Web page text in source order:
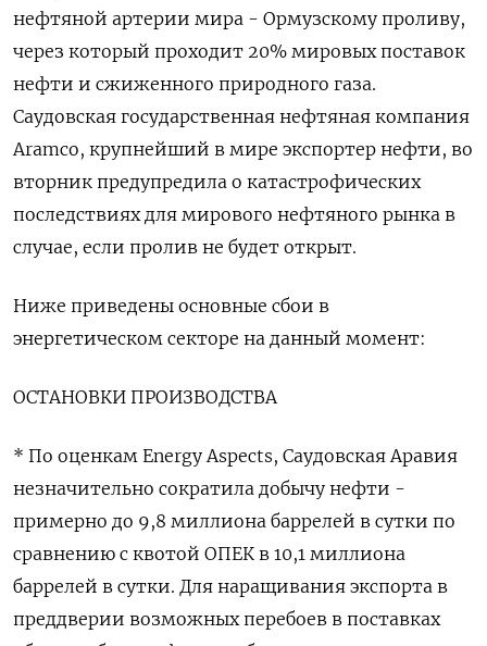
нефтяной артерии мира - Ормузскому проливу,
через который проходит 20% мировых поставок
нефти и сжиженного природного газа.
Саудовская государственная нефтяная компания
Aramco, крупнейший в ‌мире экспортер нефти, во
вторник предупредила о катастрофических
последствиях для мирового нефтяного рынка в
случае, если пролив не будет открыт.
Ниже приведены основные сбои в
энергетическом секторе на данный момент:
ОСТАНОВКИ ПРОИЗВОДСТВА
* По оценкам Energy Aspects, Саудовская Аравия
незначительно сократила добычу нефти -
примерно до 9,8 миллиона баррелей в сутки по
сравнению с квотой ОПЕК в 10,1 миллиона
баррелей в сутки. Для ​наращивания экспорта в
преддверии возможных перебоев в поставках